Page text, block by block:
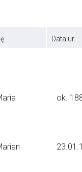
Data ur.
ok.